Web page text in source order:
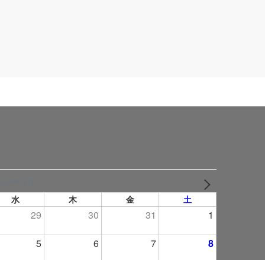
水 木 金 土
29 30 31 1
5 6 7 8